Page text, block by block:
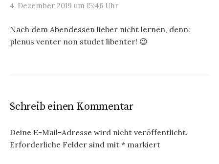
4. Dezember 2019 um 15:46 Uhr
Nach dem Abendessen lieber nicht lernen, denn:
plenus venter non studet libenter! 😉
Schreib einen Kommentar
Deine E-Mail-Adresse wird nicht veröffentlicht.
Erforderliche Felder sind mit * markiert